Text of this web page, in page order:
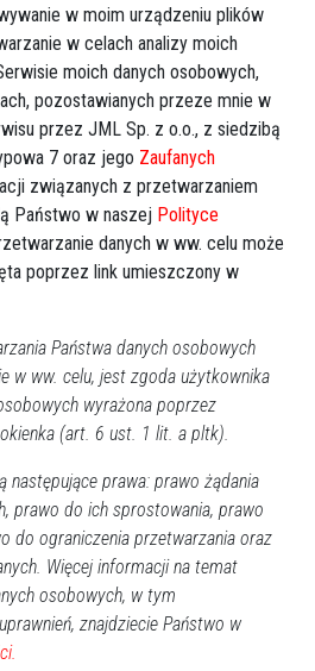
pojawia się nazwisko
MZOS-TiIT.
nowe wiadomości
źródeł w Google News.
w Google News
,MSiT,MZOS-TiIT,Ostrołęka
w moim urządzeniu plików
w celach analizy moich
moich danych osobowych,
pozostawianych przeze mnie w
przez JML Sp. z o.o., z siedzibą
7 oraz jego Zaufanych
związanych z przetwarzaniem
Państwo w naszej Polityce
danych w ww. celu może
poprzez link umieszczony w
Państwa danych osobowych
w ww. celu, jest zgoda użytkownika
wyrażona poprzez
(art. 6 ust. 1 lit. a pltk).
następujące prawa: prawo żądania
prawo do ich sprostowania, prawo
do ograniczenia przetwarzania oraz
Więcej informacji na temat
osobowych, w tym
znajdziecie Państwo w